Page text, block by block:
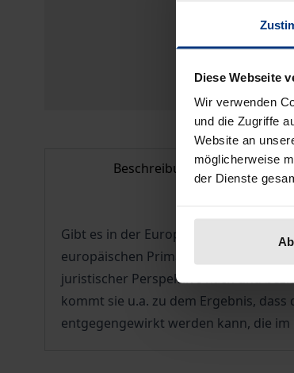
Diese Webseite
Wir verwenden
und die Zugriffe
Website an
möglicherweise
der Dienste
Beschreibung
Gibt es in der Europäischen Union
europäischen Primärverträgen, der
juristischer Perspektive nach und
kommt sie u.a. zu dem Ergebnis,
entgegengewirkt werden kann, die